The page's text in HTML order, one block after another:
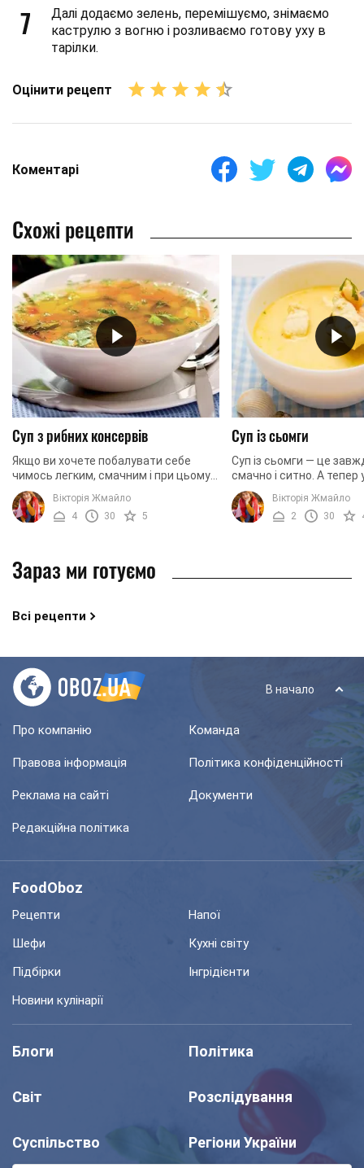
7
Далі додаємо зелень, перемішуємо, знімаємо
каструлю з вогню і розливаємо готову уху в
тарілки.
Оцінити рецепт
Коментарі
Схожі рецепти
Суп з рибних консервів
Якщо ви хочете побалувати себе
чимось легким, смачним і при цьому
не хочете довго стояти біля плити,
наш рецепт — це саме те, що вам
потрібно. ...
Вікторія Жмайло
4
30 5
Суп із сьомги
Суп із сьомги — це
смачно і ситно. А тепер
будемо варити цей суп
ще й з додаванням
Заінтриговані? ...
Вікторія Жмайло
2
30
Зараз ми готуємо
Всі рецепти
В начало
Про компанію Команда
Правова інформація Політика конфіденційності
Реклама на сайті Документи
Редакційна політика
FoodOboz
Рецепти
Напої
Шефи
Кухні світу
Підбірки
Інгрідієнти
Новини кулінарії
Блоги Політика
Світ Розслідування
Суспільство Регіони України